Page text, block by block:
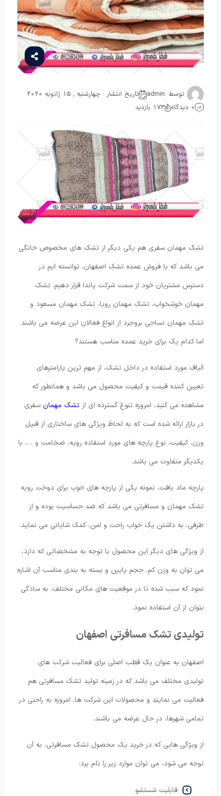
توسط :admin
تاریخ انتشار : چهارشنبه , 15 ژانویه 2020
0 دیدگاه
173 بازدید
تشک مهمان سفری هم یکی دیگر از تشک های مخصوص خانگی
می باشد که با فروش عمده تشک اصفهان، توانسته ایم در
دسترس مشتریان خود از سمت شرکت پاندا قرار دهیم. تشک
مهمان خوشخواب، تشک مهمان رویا، تشک مهمان مسعود و
تشک مهمان نساجی بروجرد از انواع فعالان این عرصه می باشند
اما کدام یک برای خرید عمده مناسب هستند؟
الیاف مورد استفاده در داخل تشک، از مهم ترین پارامترهای
تعیین کننده قیمت و کیفیت محصول می باشد و همانطور که
مشاهده می کنید، امروزه تنوع گسترده ای از تشک مهمان سفری
در بازار ارائه شده است که به لحاظ ویژگی های ساختاری از قبیل
وزن، کیفیت، نوع پارچه های مورد استفاده رویه، ضخامت و …، با
یکدیگر متفاوت می باشد.
پارچه ماد بافت، نمونه یکی از پارچه های خوب برای دوخت رویه
تشک مهمان و مسافرتی می باشد که ضد حساسیت بوده و از
طرفی، به داشتن یک خواب راحت و امن، کمک شایانی می نماید.
از ویژگی های دیگر این محصول با توجه به مشخصاتی که دارد،
می توان به وزن کم، حجم پایین و بسته به بندی مناسب آن اشاره
نمود که سبب شده تا در موقعیت های مکانی مختلف، به سادگی
بتوان از آن استفاده نمود.
تولیدی تشک مسافرتی اصفهان
اصفهان به عنوان یک قطب اصلی برای فعالیت شرکت های
تولیدی مختلف می باشد که در زمینه تولید تشک مسافرتی هم
فعالیت می نمایند و محصولات این شرکت ها، امروزه به راحتی در
تمامی شهرها، در حال عرضه می باشند.
از ویژگی هایی که در خرید یک محصول تشک مسافرتی، به آن
توجه می شود، می توان موارد زیر را نام برد:
قابلیت شستشو